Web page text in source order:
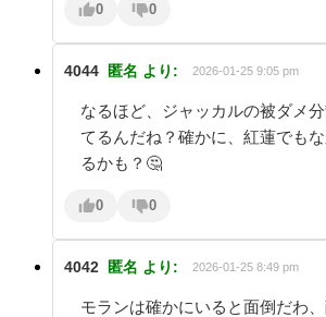
0 0
4044 匿名 より: 2026-01-25 9:05 pm
なるほど、ジャッカルの被ダメ
てるんだね？確かに、紅蓮でも
るかも？🤔
0 0
4042 匿名 より: 2026-01-25 8:49 pm
モランは確かにいると面倒だわ